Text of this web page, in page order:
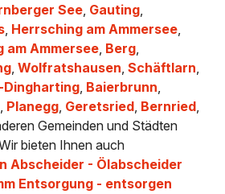
See, Gauting,
, Herrsching am Ammersee,
am Ammersee, Berg,
,Wolfratshausen,Schäftlarn,
, Baierbrunn,
, Planegg, Geretsried, Bernried,
Gemeinden und Städten
bieten Ihnen auch
Abscheider - Ölabscheider
Entsorgung - entsorgen